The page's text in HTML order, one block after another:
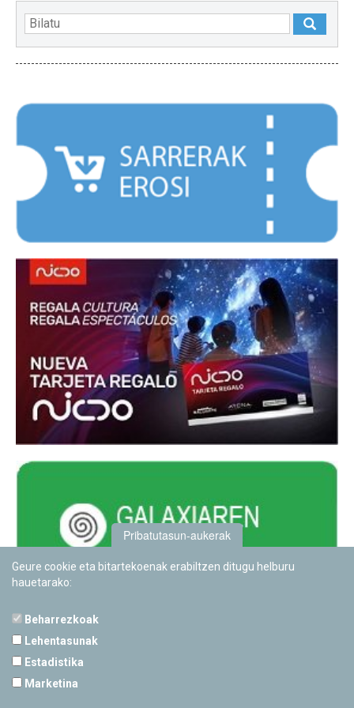
Pribatutasun-aukerak
Geure cookie eta bitartekoenak erabiltzen ditugu helburu
hauetarako:
Beharrezkoak
Lehentasunak
Estadistika
Marketina